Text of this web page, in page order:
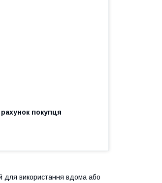
рахунок покупця
для використання вдома або